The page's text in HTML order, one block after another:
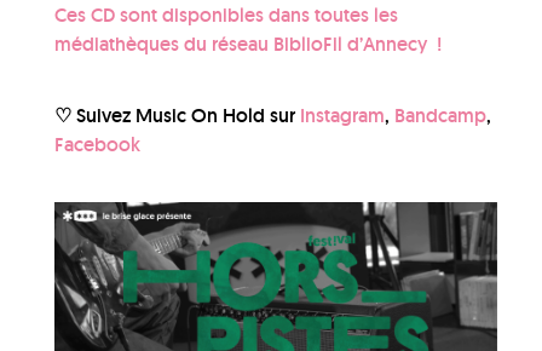
Ces CD sont disponibles dans toutes les
médiathèques du réseau BiblioFil d’Annecy !
♡ Suivez Music On Hold sur Instagram, Bandcamp,
Facebook